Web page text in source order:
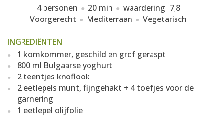
4 personen 20 min waardering 7,8
Voorgerecht
Mediterraan Vegetarisch
INGREDIËNTEN
1 komkommer, geschild en grof geraspt
800 ml Bulgaarse yoghurt
2 teentjes knoflook
2 eetlepels munt, fijngehakt + 4 toefjes voor de
garnering
1 eetlepel olijfolie